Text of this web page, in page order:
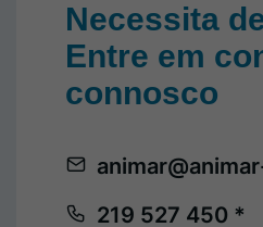
Necessita
Entre em
connosco
219 527 450 *